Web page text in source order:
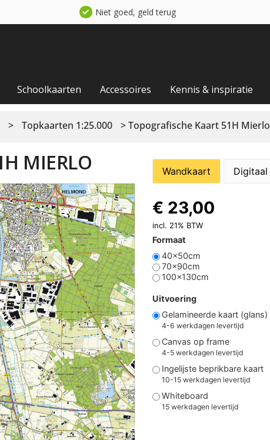
Niet goed, geld terug
Schoolkaarten Accessoires Kennis & inspiratie
> Topkaarten 1:25.000 > Topografische Kaart 51H Mierlo
MIERLO Wandkaart Digitaal
Formaat
40x50cm
70x90cm
100x130cm
Uitvoering
Gelamineerde kaart (glans)
4-6 werkdagen levertijd
Canvas op frame
4-5 werkdagen levertijd
Ingelijste beprikbare kaart
10-15 werkdagen levertijd
Whiteboard
15 werkdagen levertijd
€ 23,00
incl. 21% BTW